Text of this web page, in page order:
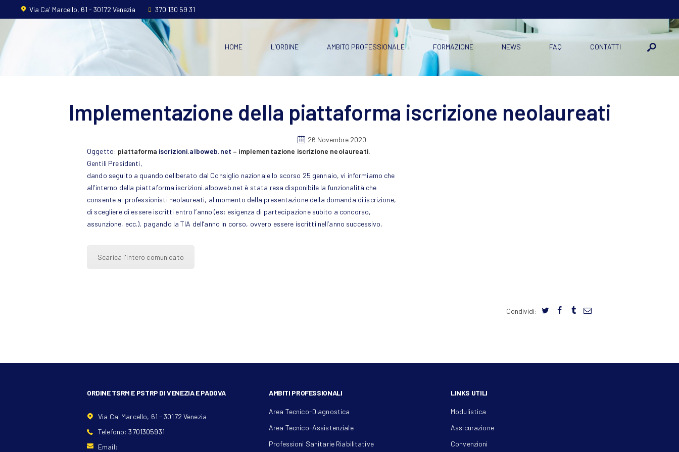
Via Ca' Marcello, 61 - 30172 Venezia 370 130 59 31
HOME L’ORDINE AMBITO PROFESSIONALE FORMAZIONE NEWS FAQ CONTATTI
Home
FormazioneImplementazione della piattaforma iscrizione neolaureati
26 Novembre 2020
Oggetto: piattaforma iscrizioni.alboweb.net – implementazione iscrizione neolaureati.
Gentili Presidenti,
dando seguito a quando deliberato dal Consiglio nazionale lo scorso 25 gennaio, vi informiamo che
all’interno della piattaforma iscrizioni.alboweb.net è stata resa disponibile la funzionalità che
consente ai professionisti neolaureati, al momento della presentazione della domanda di iscrizione,
di scegliere di essere iscritti entro l’anno (es: esigenza di partecipazione subito a concorso,
assunzione, ecc.), pagando la TIA dell’anno in corso, ovvero essere iscritti nell’anno successivo.
Scarica l'intero comunicato
Condividi:
ORDINE TSRM E PSTRP DI VENEZIA E PADOVA
Via Ca' Marcello, 61 - 30172 Venezia
Telefono:3701305931
Email:
AMBITI PROFESSIONALI
Area Tecnico-Diagnostica
Area Tecnico-Assistenziale
Professioni Sanitarie Riabilitative
LINKS UTILI
Modulistica
Assicurazione
Convenzioni